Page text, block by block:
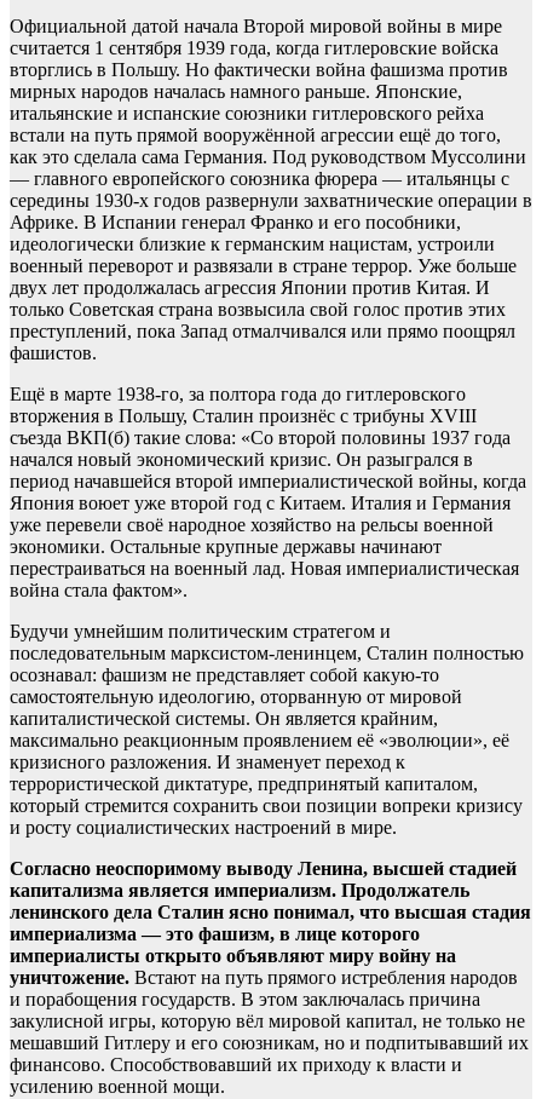
Официальной датой начала Второй мировой войны в мире
считается 1 сентября 1939 года, когда гитлеровские войска
вторглись в Польшу. Но фактически война фашизма против
мирных народов началась намного раньше. Японские,
итальянские и испанские союзники гитлеровского рейха
встали на путь прямой вооружённой агрессии ещё до того,
как это сделала сама Германия. Под руководством Муссолини
— главного европейского союзника фюрера — итальянцы с
середины 1930-х годов развернули захватнические операции в
Африке. В Испании генерал Франко и его пособники,
идеологически близкие к германским нацистам, устроили
военный переворот и развязали в стране террор. Уже больше
двух лет продолжалась агрессия Японии против Китая. И
только Советская страна возвысила свой голос против этих
преступлений, пока Запад отмалчивался или прямо поощрял
фашистов.
Ещё в марте 1938-го, за полтора года до гитлеровского
вторжения в Польшу, Сталин произнёс с трибуны XVIII
съезда ВКП(б) такие слова: «Со второй половины 1937 года
начался новый экономический кризис. Он разыгрался в
период начавшейся второй империалистической войны, когда
Япония воюет уже второй год с Китаем. Италия и Германия
уже перевели своё народное хозяйство на рельсы военной
экономики. Остальные крупные державы начинают
перестраиваться на военный лад. Новая империалистическая
война стала фактом».
Будучи умнейшим политическим стратегом и
последовательным марксистом-ленинцем, Сталин полностью
осознавал: фашизм не представляет собой какую-то
самостоятельную идеологию, оторванную от мировой
капиталистической системы. Он является крайним,
максимально реакционным проявлением её «эволюции», её
кризисного разложения. И знаменует переход к
террористической диктатуре, предпринятый капиталом,
который стремится сохранить свои позиции вопреки кризису
и росту социалистических настроений в мире.
Согласно неоспоримому выводу Ленина, высшей стадией
капитализма является империализм. Продолжатель
ленинского дела Сталин ясно понимал, что высшая стадия
империализма — это фашизм, в лице которого
империалисты открыто объявляют миру войну на
уничтожение. Встают на путь прямого истребления народов
и порабощения государств. В этом заключалась причина
закулисной игры, которую вёл мировой капитал, не только не
мешавший Гитлеру и его союзникам, но и подпитывавший их
финансово. Способствовавший их приходу к власти и
усилению военной мощи.